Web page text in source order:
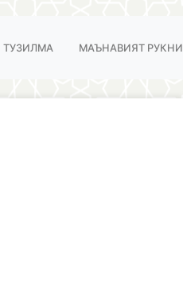
ТУЗИЛМА МАЪНАВИЯТ РУКНИ